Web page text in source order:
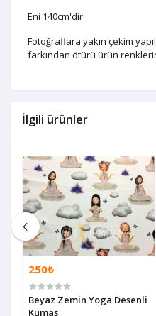
Eni 140cm'dir.
Fotoğraflara yakın çekim
farkından ötürü ürün
İlgili ürünler
250₺
Beyaz Zemin Yoga Desenli
Kumaş